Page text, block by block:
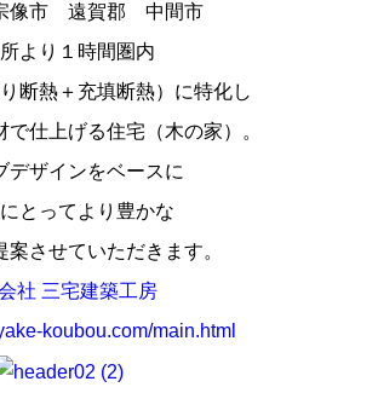
像市 遠賀郡 中間市
より１時間圏内
断熱＋充填断熱）に特化し
仕上げる住宅（木の家）。
デザインをベースに
とってより豊かな
案させていただきます。
社 三宅建築工房
koubou.com/main.html